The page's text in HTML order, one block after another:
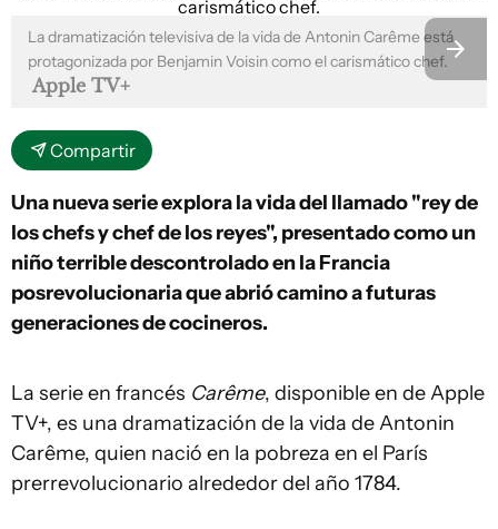
La dramatización televisiva de la vida de Antonin Carême está
protagonizada por Benjamin Voisin como el carismático chef.
Apple TV+
Compartir
Una nueva serie explora la vida del llamado "rey de
los chefs y chef de los reyes", presentado como un
niño terrible descontrolado en la Francia
posrevolucionaria que abrió camino a futuras
generaciones de cocineros.
La serie en francés Carême, disponible en de Apple
TV+, es una dramatización de la vida de Antonin
Carême, quien nació en la pobreza en el París
prerrevolucionario alrededor del año 1784.